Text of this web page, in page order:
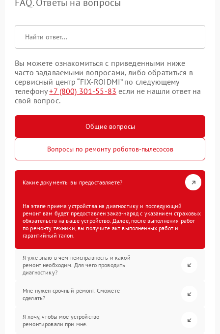
Вы можете ознакомиться с приведенными ниже
часто задаваемыми вопросами, либо обратиться в
сервисный центр “FIX-ROIDMI” по следующему
телефону+7 (800) 301-55-83 если не нашли ответ на
свой вопрос.
Общие вопросы
Вопросы по ремонту роботов-пылесосов
Какие документы вы предоставляете?
На этапе приема устройства на диагностику и последующий
ремонт вам будет предоставлен заказ-наряд с указанием страховых
обязательств на ваше устройство. Далее, после выполнения работ
по ремонту техники, вы получите акт выполненных работ и
гарантийный талон.
Я уже знаю в чем неисправность и какой
ремонт необходим. Для чего проводить
диагностику?
Мне нужен срочный ремонт. Сможете
сделать?
Я хочу, чтобы мое устройство
ремонтировали при мне.